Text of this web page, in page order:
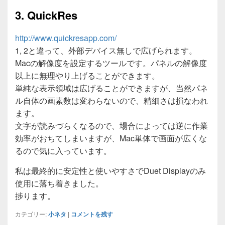
3. QuickRes
http://www.quickresapp.com/
1, 2と違って、外部デバイス無しで広げられます。
Macの解像度を設定するツールです。パネルの解像度
以上に無理やり上げることができます。
単純な表示領域は広げることができますが、当然パネ
ル自体の画素数は変わらないので、精細さは損なわれ
ます。
文字が読みづらくなるので、場合によっては逆に作業
効率がおちてしまいますが、Mac単体で画面が広くな
るので気に入っています。
私は最終的に安定性と使いやすさでDuet Displayのみ
使用に落ち着きました。
捗ります。
カテゴリー:小ネタ | コメントを残す